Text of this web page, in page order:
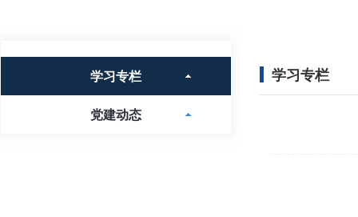
学习专栏
党建动态
学习专栏